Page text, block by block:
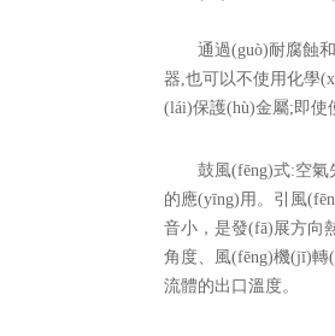
通過(guò)耐腐蝕
器,也可以不使用化學
(lái)保護(hù)金屬;即使使
鼓風(fēng)式:空氣
的應(yīng)用。引風
音小，是發(fā)展方向
角度、風(fēng)機
流體的出口溫度。